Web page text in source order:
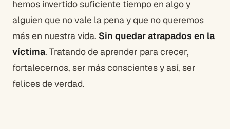
hemos invertido suficiente tiempo en algo y
alguien que no vale la pena y que no queremos
más en nuestra vida. Sin quedar atrapados en la
víctima. Tratando de aprender para crecer,
fortalecernos, ser más conscientes y así, ser
felices de verdad.